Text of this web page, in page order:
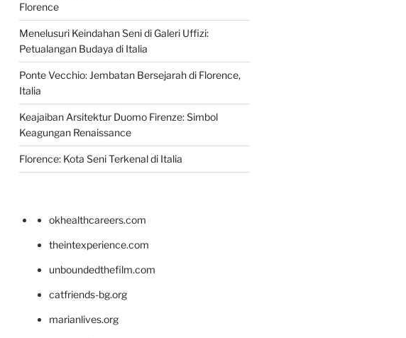
Florence
Menelusuri Keindahan Seni di Galeri Uffizi:
Petualangan Budaya di Italia
Ponte Vecchio: Jembatan Bersejarah di Florence,
Italia
Keajaiban Arsitektur Duomo Firenze: Simbol
Keagungan Renaissance
Florence: Kota Seni Terkenal di Italia
okhealthcareers.com
theintexperience.com
unboundedthefilm.com
catfriends-bg.org
marianlives.org